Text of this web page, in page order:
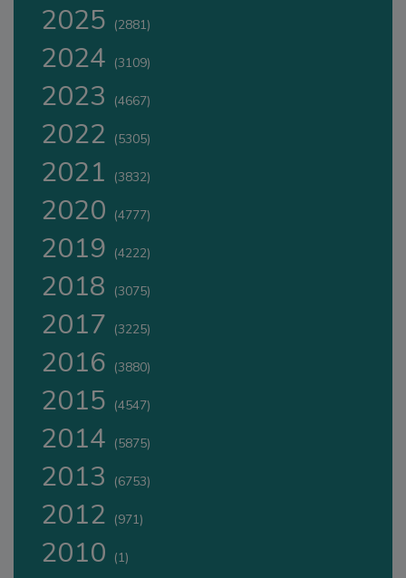
2025 (2881)
2024 (3109)
2023 (4667)
2022 (5305)
2021 (3832)
2020 (4777)
2019 (4222)
2018 (3075)
2017 (3225)
2016 (3880)
2015 (4547)
2014 (5875)
2013 (6753)
2012 (971)
2010 (1)